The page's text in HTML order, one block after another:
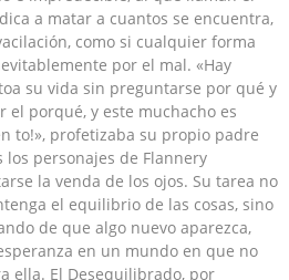
a matar a cuantos se encuentra,
como si cualquier forma
por el mal. «Hay
su vida sin preguntarse por qué y
el porqué, y este muchacho es
to!», profetizaba su propio padre
personajes de Flannery
la venda de los ojos. Su tarea no
el equilibrio de las cosas, sino
de que algo nuevo aparezca,
en un mundo en que no
ella. El Desequilibrado, por